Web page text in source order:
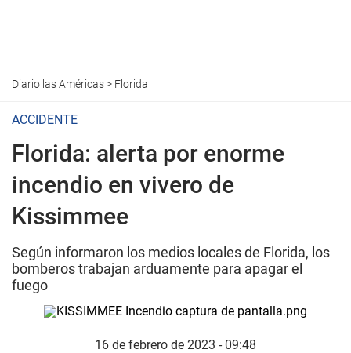
Diario las Américas> Florida
ACCIDENTE
Florida: alerta por enorme
incendio en vivero de
Kissimmee
Según informaron los medios locales de Florida, los
bomberos trabajan arduamente para apagar el
fuego
16 de febrero de 2023 - 09:48